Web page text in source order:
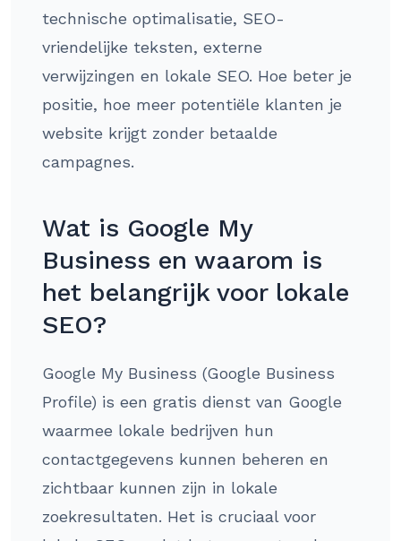
technische optimalisatie, SEO-
vriendelijke teksten, externe
verwijzingen en lokale SEO. Hoe beter je
positie, hoe meer potentiële klanten je
website krijgt zonder betaalde
campagnes.
Wat is Google My
Business en waarom is
het belangrijk voor lokale
SEO?
Google My Business (Google Business
Profile) is een gratis dienst van Google
waarmee lokale bedrijven hun
contactgegevens kunnen beheren en
zichtbaar kunnen zijn in lokale
zoekresultaten. Het is cruciaal voor